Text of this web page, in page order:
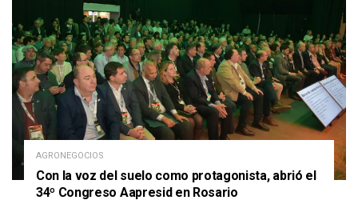
AGRONEGOCIOS
Con la voz del suelo como protagonista, abrió el
34º Congreso Aapresid en Rosario